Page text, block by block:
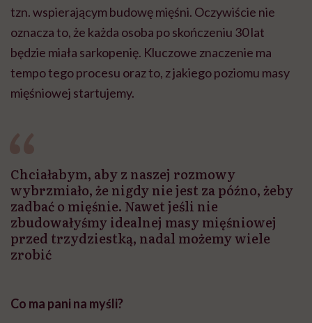
tzn. wspierającym budowę mięśni. Oczywiście nie
oznacza to, że każda osoba po skończeniu 30 lat
będzie miała sarkopenię. Kluczowe znaczenie ma
tempo tego procesu oraz to, z jakiego poziomu masy
mięśniowej startujemy.
Chciałabym, aby z naszej rozmowy
wybrzmiało, że nigdy nie jest za późno, żeby
zadbać o mięśnie. Nawet jeśli nie
zbudowałyśmy idealnej masy mięśniowej
przed trzydziestką, nadal możemy wiele
zrobić
Co ma pani na myśli?